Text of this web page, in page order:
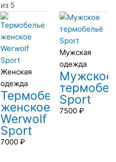
из 5
Женская
одежда
Термобелье
женское
Werwolf
Sport
7000 ₽
Мужская
одежда
Мужское
Sport
7500 ₽